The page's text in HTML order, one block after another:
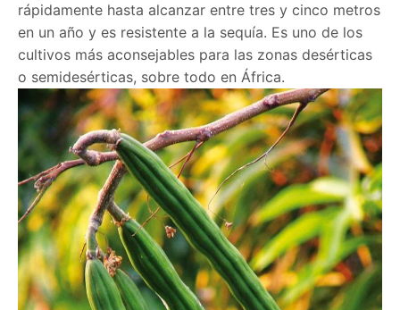
rápidamente hasta alcanzar entre tres y cinco metros
en un año y es resistente a la sequía. Es uno de los
cultivos más aconsejables para las zonas desérticas
o semidesérticas, sobre todo en África.